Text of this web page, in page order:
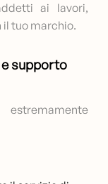
ai lavori,
tuo marchio.
e supporto